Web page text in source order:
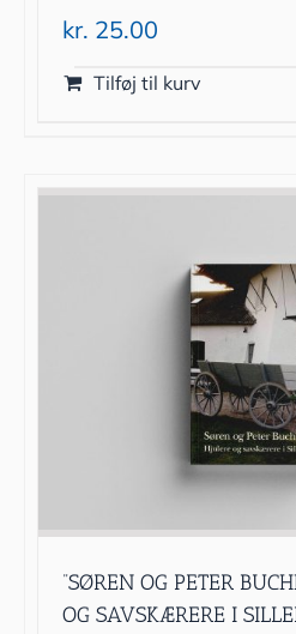
kr. 25.00
Tilføj til kurv
”SØREN OG PETER
OG SAVSKÆRERE I